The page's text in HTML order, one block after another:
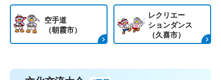
空手道
（朝霞市）
レクリエー
ションダンス
（久喜市）